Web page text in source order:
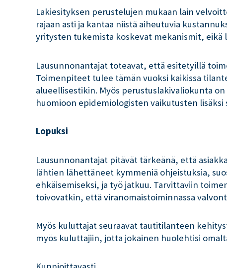
Lakiesityksen perustelujen mukaan lain
rajaan asti ja kantaa niistä aiheutuvia
yritysten tukemista koskevat mekanismit, eikä
Lausunnonantajat toteavat, että esitetyillä
Toimenpiteet tulee tämän vuoksi kaikissa
alueellisestikin. Myös perustuslakivaliokunta
huomioon epidemiologisten vaikutusten
Lopuksi
Lausunnonantajat pitävät tärkeänä, että
lähtien lähettäneet kymmeniä ohjeistuksia,
ehkäisemiseksi, ja työ jatkuu. Tarvittaviin
toivovatkin, että viranomaistoiminnassa
Myös kuluttajat seuraavat tautitilanteen
myös kuluttajiin, jotta jokainen huolehtisi